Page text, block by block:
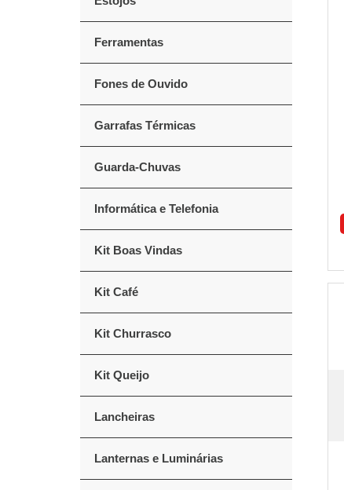
Ferramentas
Fones de Ouvido
Garrafas Térmicas
Guarda-Chuvas
Informática e Telefonia
Kit Boas Vindas
Kit Café
Kit Churrasco
Kit Queijo
Lancheiras
Lanternas e Luminárias